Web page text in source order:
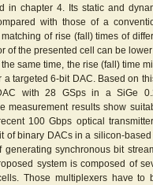
in chapter 4. Its static and
with those of a
of rise (fall) times of
of the presented cell can be
same time, the rise (fall) time
a targeted 6-bit DAC. Based on
with 28 GSps in a SiGe
measurement results show
100 Gbps optical
of binary DACs in a silicon-
generating synchronous bit
system is composed of
Those multiplexers have to